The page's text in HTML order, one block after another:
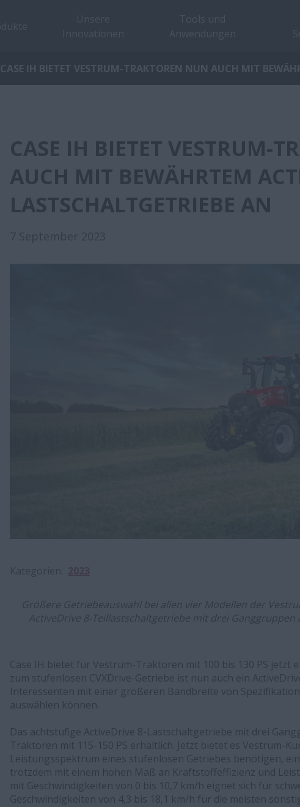
CASE IH BIETET VESTRUM-TRAKTOREN NUN AUCH MIT
CASE IH BIETET VESTRUM-
AUCH MIT BEWÄHRTEM
LASTSCHALTGETRIEBE AN
Größere Getriebeauswahl bei allen vier Modellen der
ActiveDrive 8-Teillastschaltgetriebe mit drei Ganggruppen
Case IH bietet für Vestrum-Traktoren mit 100 bis 130 PS jetzt
zum stufenlosen CVXDrive-Getriebe ist nun auch ein
Interessenten mit einer größeren Bandbreite von
auswählen können.
Das achtstufige ActiveDrive 8-Lastschaltgetriebe mit drei
Traktoren mit 115-150 PS erhältlich. Jetzt bietet es Vestrum-
Leistungsspektrum eines stufenlosen Getriebes benötigen,
trotzdem mit einem hohen Maß an Kraftstoffeffizienz und
mit Geschwindigkeiten von 0 bis 10,7 km/h eignet sich für
Geschwindigkeiten von 4,3 bis 18,1 km/h für die meisten